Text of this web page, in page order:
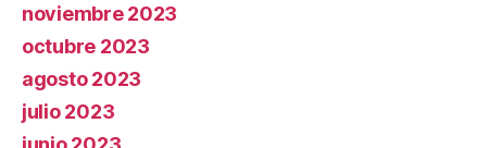
noviembre 2023
octubre 2023
agosto 2023
julio 2023